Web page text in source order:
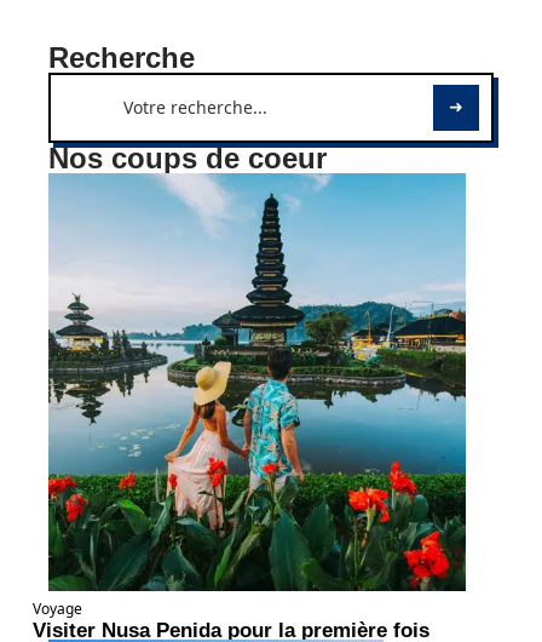
Recherche
Nos coups de coeur
Voyage
Visiter Nusa Penida pour la première fois